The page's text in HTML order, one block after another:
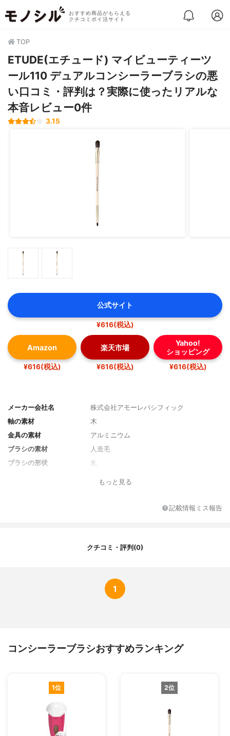
おすすめ商品がもらえる
クチコミポイ活サイト
TOP
ETUDE(エチュード) マイビューティーツ
ール110 デュアルコンシーラーブラシの悪
い口コミ・評判は？実際に使ったリアルな
本音レビュー0件
3.15
公式サイト
¥616(税込)
Amazon
¥616(税込)
楽天市場
¥616(税込)
Yahoo!
ショッピング
¥616(税込)
メーカー会社名
株式会社アモーレパシフィック
軸の素材
木
金具の素材
アルミニウム
ブラシの素材
人造毛
ブラシの形状
丸
デュアルタイプ
もっと見る
記載情報ミス報告
クチコミ・評判(0)
1
コンシーラーブラシおすすめランキング
1位 2位